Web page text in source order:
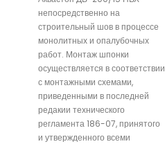
непосредственно на
строительный шов в процессе
монолитных и опалубочных
работ. Монтаж шпонки
осуществляется в соответствии
с монтажными схемами,
приведенными в последней
редакии технического
регламента 186-07, принятого
и утвержденного всеми